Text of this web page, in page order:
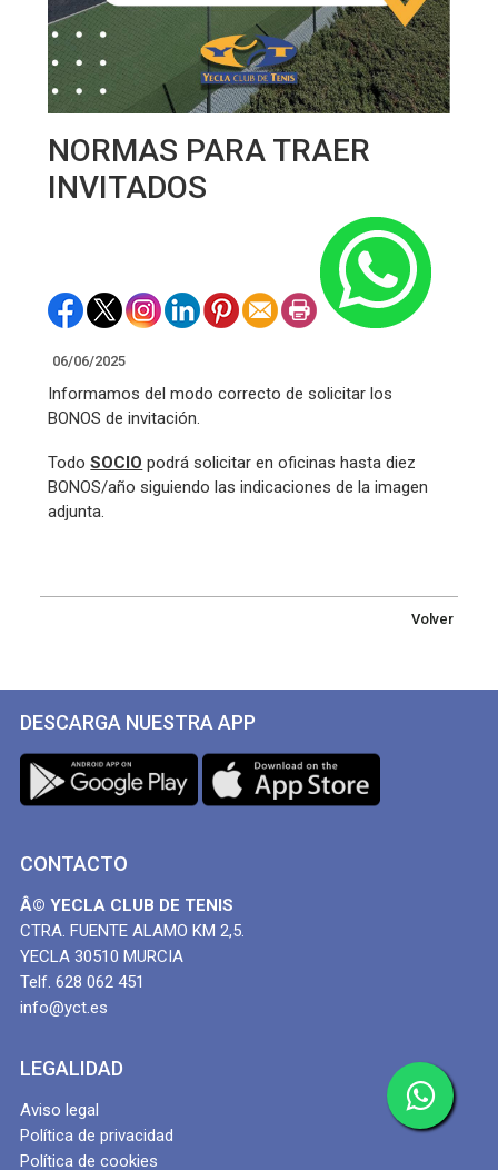
NORMAS PARA TRAER
INVITADOS
06/06/2025
Informamos del modo correcto de solicitar los
BONOS de invitación.
TodoSOCIO podrá solicitar en oficinas hasta diez
BONOS/año siguiendo las indicaciones de la imagen
adjunta.
Volver
DESCARGA NUESTRA APP
CONTACTO
Â© YECLA CLUB DE TENIS
CTRA. FUENTE ALAMO KM 2,5.
YECLA 30510 MURCIA
Telf. 628 062 451
info@yct.es
LEGALIDAD
Aviso legal
Política de privacidad
Política de cookies